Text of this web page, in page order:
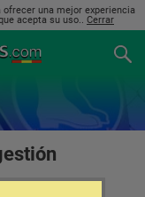
una mejor experiencia
acepta su uso.. Cerrar